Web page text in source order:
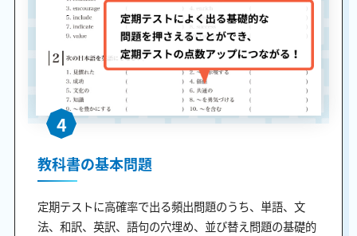
4
教科書の基本問題
定期テストに高確率で出る頻出問題のうち、単語、文
法、和訳、英訳、語句の穴埋め、並び替え問題の基礎的